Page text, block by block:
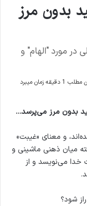
بدون مرز
در مورد "الهام" و
زمان میبرد
بدون مرز می‌پرسد…
و معنای «غیبت»
میان ذهنی ماشینی و
خدا می‌نویسد و از
شود؟